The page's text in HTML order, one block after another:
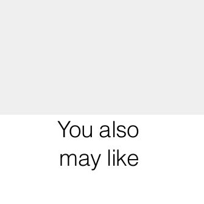
You also
may like